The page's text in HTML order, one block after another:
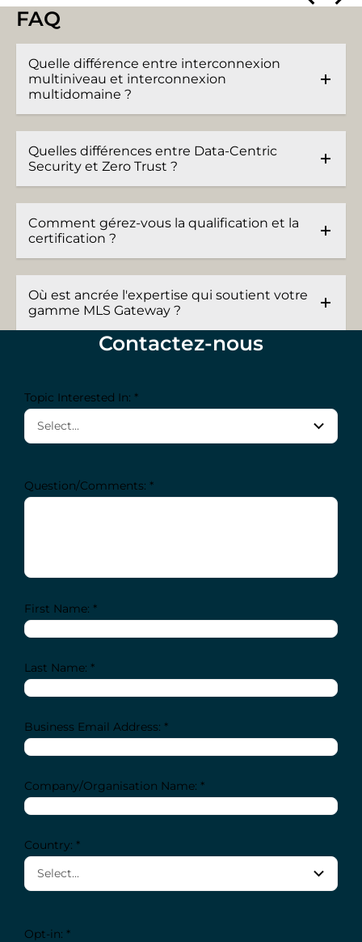
FAQ
Quelle différence entre interconnexion
multiniveau et interconnexion
multidomaine ?
Quelles différences entre Data-Centric
Security et Zero Trust ?
Comment gérez-vous la qualification et la
certification ?
Où est ancrée l'expertise qui soutient votre
gamme MLS Gateway ?
Contactez-nous
Topic Interested In: *
Question/Comments: *
First Name: *
Last Name: *
Business Email Address: *
Company/Organisation Name: *
Country: *
Opt-in: *